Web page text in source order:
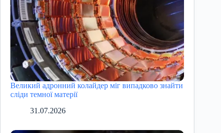
Великий адронний колайдер міг випадково знайти
сліди темної матерії
31.07.2026